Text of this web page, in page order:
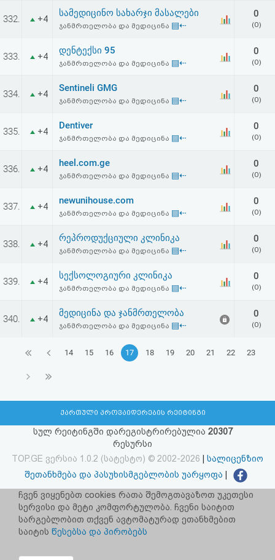
332. +4
სამედიცინო სახარჯი მასალები
ჯანმრთელობა და მედიცინა ▤⇠
0
(0)
333. +4
დენტექსი 95
ჯანმრთელობა და მედიცინა ▤⇠
0
(0)
334. +4
Sentineli GMG
ჯანმრთელობა და მედიცინა ▤⇠
0
(0)
335. +4
Dentiver
ჯანმრთელობა და მედიცინა ▤⇠
0
(0)
336. +4
heel.com.ge
ჯანმრთელობა და მედიცინა ▤⇠
0
(0)
337. +4
newunihouse.com
ჯანმრთელობა და მედიცინა ▤⇠
0
(0)
338. +4
რეპროდუქციული კლინიკა
ჯანმრთელობა და მედიცინა ▤⇠
0
(0)
339. +4
სექსოლოგიური კლინიკა
ჯანმრთელობა და მედიცინა ▤⇠
0
(0)
340. +4
მედიცინა და ჯანმრთელობა
ჯანმრთელობა და მედიცინა ▤⇠
0
(0)
14 15 16 17 18 19 20 21 22 23
ქართული პროვაიდერების რეიტინგი
სულ რეიტინგში დარეგისტრირებულია 20307
რესურსი
TOP.GE ვერსია 1.0.2 (სატესტო) © 2002-2026
სალიცენზიო
შეთანხმება და პასუხისმგებლობის უარყოფა
facebook.com/TOP.GE
იხილეთ TOP.GE - ის ძველი ვერსია ბმულზე
ჩვენ ვიყენებთ cookies რათა შემოგთავაზოთ უკეთესი
სერვისი და მეტი კომფორტულობა. ჩვენი საიტით
სარგებლობით თქვენ ავტომატურად ეთანხმებით
საიტის წესებსა და პირობებს